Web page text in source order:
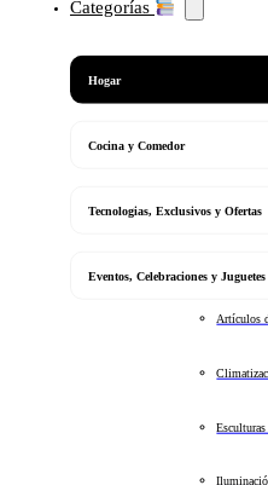
Categorías
Hogar
Cocina y Comedor
Tecnologias, Exclusivos y Ofertas
Eventos, Celebraciones y Juguetes
Artículos